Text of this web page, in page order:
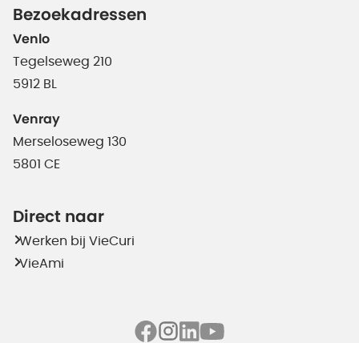
Bezoekadressen
Venlo
Tegelseweg 210
5912 BL
Venray
Merseloseweg 130
5801 CE
Direct naar
Werken bij VieCuri
VieAmi